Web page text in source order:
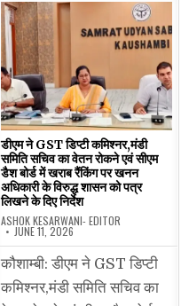
डीएम ने GST डिप्टी कमिश्नर,मंडी
समिति सचिव का वेतन रोकने एवं सीएम
डैश बोर्ड में खराब रैंकिंग पर खनन
अधिकारी के विरुद्ध शासन को पत्र
लिखने के दिए निर्देश
ASHOK KESARWANI- EDITOR
JUNE 11, 2026
कौशाम्बी: डीएम ने GST डिप्टी
कमिश्नर,मंडी समिति सचिव का